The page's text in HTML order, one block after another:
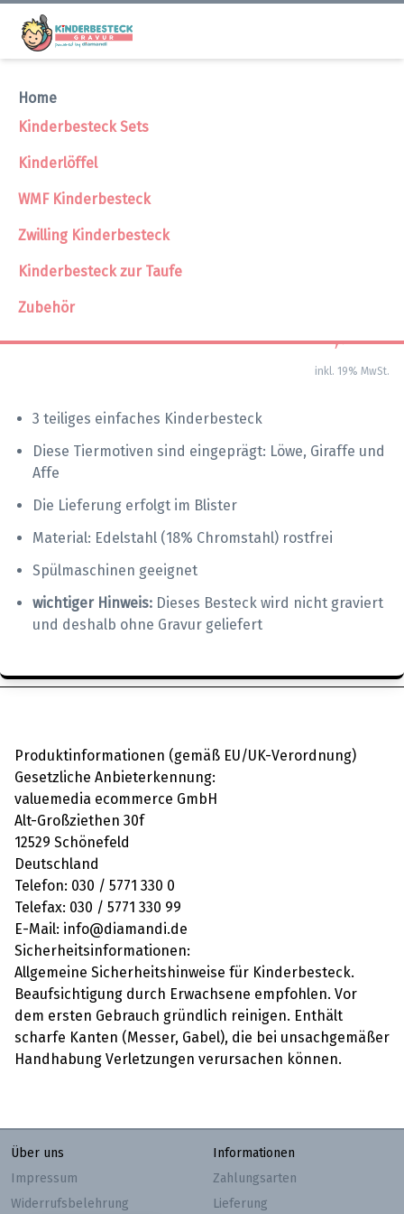
Home
Kinderbesteck Sets
Kinderlöffel
WMF Kinderbesteck
Zwilling Kinderbesteck
Kinderbesteck zur Taufe
Zubehör
Kinderbesteck Zoo Edelstahl
10,95 €
inkl. 19% MwSt.
3 teiliges einfaches Kinderbesteck
Diese Tiermotiven sind eingeprägt: Löwe, Giraffe und
Affe
Die Lieferung erfolgt im Blister
Material: Edelstahl (18% Chromstahl) rostfrei
Spülmaschinen geeignet
wichtiger Hinweis: Dieses Besteck wird nicht graviert
und deshalb ohne Gravur geliefert
Produktinformationen (gemäß EU/UK-Verordnung)
Gesetzliche Anbieterkennung:
valuemedia ecommerce GmbH
Alt-Großziethen 30f
12529 Schönefeld
Deutschland
Telefon: 030 / 5771 330 0
Telefax: 030 / 5771 330 99
E-Mail: info@diamandi.de
Sicherheitsinformationen:
Allgemeine Sicherheitshinweise für Kinderbesteck.
Beaufsichtigung durch Erwachsene empfohlen. Vor
dem ersten Gebrauch gründlich reinigen. Enthält
scharfe Kanten (Messer, Gabel), die bei unsachgemäßer
Handhabung Verletzungen verursachen können.
Über uns
Impressum
Widerrufsbelehrung
Informationen
Zahlungsarten
Lieferung